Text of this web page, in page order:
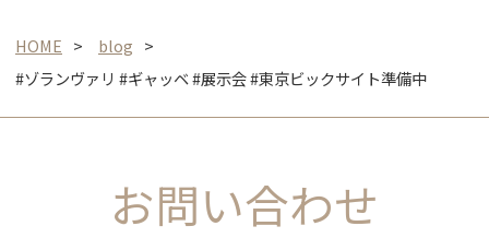
HOME
blog
#ゾランヴァリ #ギャッベ #展示会 #東京ビックサイト準備中
お問い合わせ